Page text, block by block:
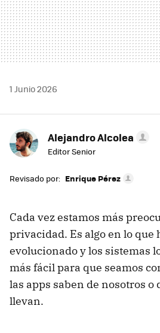
1 Junio 2026
Alejandro Alcolea
Editor Senior
Revisado por: Enrique Pérez
Cada vez estamos más
privacidad. Es algo en lo que
evolucionado y los sistemas
más fácil para que seamos
las apps saben de nosotros o
llevan.